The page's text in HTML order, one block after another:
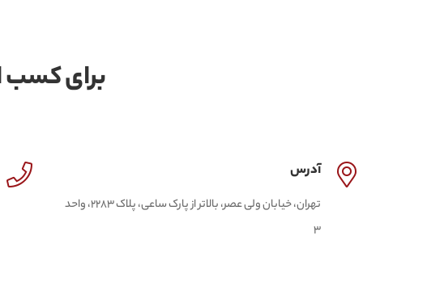
برای کسب
آدرس
تهران، خیابان ولی عصر، بالاتر از پارک ساعی، پلاک 2283، واحد
3